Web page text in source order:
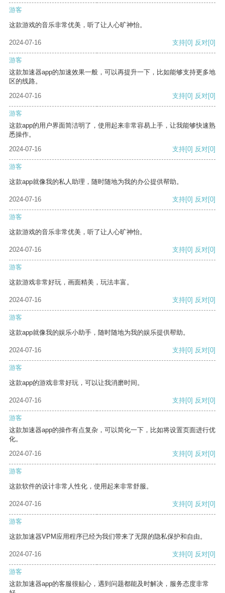
游客
这款游戏的音乐非常优美，听了让人心旷神怡。
2024-07-16 支持[0] 反对[0]
游客
这款加速器app的加速效果一般，可以再提升一下，比如能够支持更多地
区的线路。
2024-07-16
支持[0] 反对[0]
游客
这款app的用户界面简洁明了，使用起来非常容易上手，让我能够快速熟
悉操作。
2024-07-16
支持[0] 反对[0]
游客
这款app就像我的私人助理，随时随地为我的办公提供帮助。
2024-07-16 支持[0] 反对[0]
游客
这款游戏的音乐非常优美，听了让人心旷神怡。
2024-07-16 支持[0] 反对[0]
游客
这款游戏非常好玩，画面精美，玩法丰富。
2024-07-16 支持[0] 反对[0]
游客
这款app就像我的娱乐小助手，随时随地为我的娱乐提供帮助。
2024-07-16 支持[0] 反对[0]
游客
这款app的游戏非常好玩，可以让我消磨时间。
2024-07-16 支持[0] 反对[0]
游客
这款加速器app的操作有点复杂，可以简化一下，比如将设置页面进行优
化。
2024-07-16
支持[0] 反对[0]
游客
这款软件的设计非常人性化，使用起来非常舒服。
2024-07-16 支持[0] 反对[0]
游客
这款加速器VPM应用程序已经为我们带来了无限的隐私保护和自由。
2024-07-16 支持[0] 反对[0]
游客
这款加速器app的客服很贴心，遇到问题都能及时解决，服务态度非常